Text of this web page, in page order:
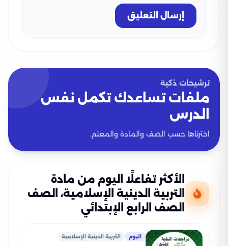
إرسال التعليق
ترشيحات ذكية
ملفات تساعدك تكمل نفس
الدرس
اخترناها حسب الصف والمادة والمعلم.
الأكثر تفاعلًا اليوم من مادة
التربية الدينية الإسلامية، الصف
الصف الرابع الإبتدائي
اليوم التربية الدينية الإسلامية